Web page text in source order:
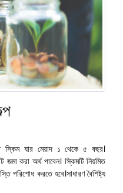
যার মেয়াদ ১ থেকে ৫ বছর।
করা অর্থ পাবেন। স্কিমটি নিয়মিত
পরিশোধ করতে হবে।সাধারণ বৈশিষ্ট্য